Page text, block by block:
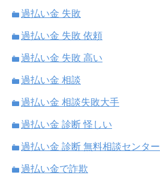
過払い金 失敗
過払い金 失敗 依頼
過払い金 失敗 高い
過払い金 相談
過払い金 相談失敗大手
過払い金 診断 怪しい
過払い金 診断 無料相談センター
過払い金で詐欺